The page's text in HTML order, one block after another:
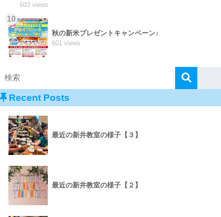
603 views
10
秋の新米プレゼントキャンペーン♪
601 views
Recent Posts
最近の新井教室の様子【３】
最近の新井教室の様子【２】